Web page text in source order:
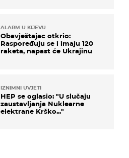
ALARM U KIJEVU
Obavještajac otkrio:
Raspoređuju se i imaju 120
raketa, napast će Ukrajinu
IZNIMNI UVJETI
HEP se oglasio: "U slučaju
zaustavljanja Nuklearne
elektrane Krško..."